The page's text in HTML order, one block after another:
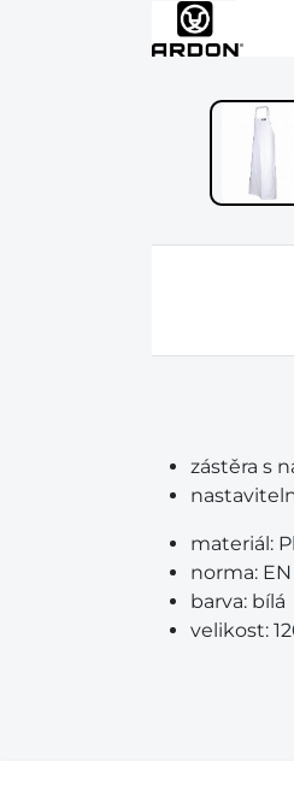
zástěra s
materiál:
norma:
barva: bílá
velikost: